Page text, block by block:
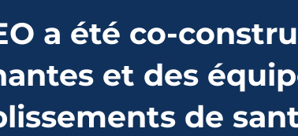
a été co-
et des
de